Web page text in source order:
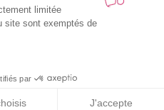
pour la santé, à
aux mineurs est
limitée
site sont exemptés de
par
J'accepte